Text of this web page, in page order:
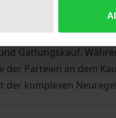
In diesem
Analyse des
Gattungskauf.
Parteien an dem
der komplexen